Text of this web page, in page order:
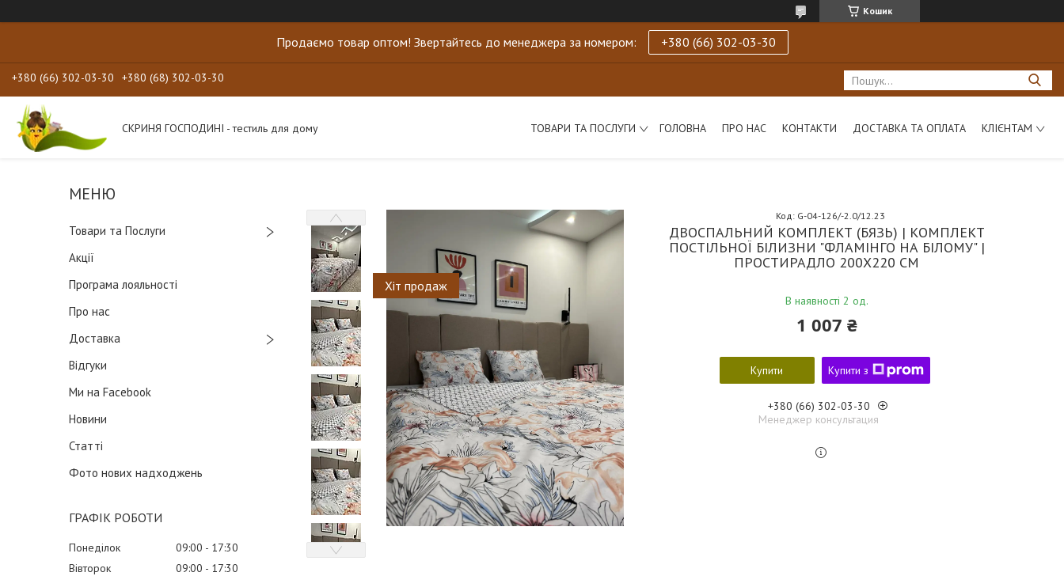
Кошик
Продаємо товар оптом! Звертайтесь до менеджера за номером: +380 (66) 302-03-30
+380 (66) 302-03-30 +380 (68) 302-03-30
СКРИНЯ ГОСПОДИНІ - тестиль для дому ТОВАРИ ТА ПОСЛУГИ ГОЛОВНА ПРО НАС КОНТАКТИ ДОСТАВКА ТА ОПЛАТА КЛІЄНТАМ
Товари та Послуги
Акції
Програма лояльності
Про нас
Доставка
Відгуки
Ми на Facebook
Новини
Статті
Фото нових надходжень
ГРАФІК РОБОТИ
Понеділок 09:00
17:30
Вівторок
09:00
17:30
Хіт продаж
ДВОСПАЛЬНИЙ КОМПЛЕКТ (БЯЗЬ) | КОМПЛЕКТ
ПОСТІЛЬНОЇ БІЛИЗНИ "ФЛАМІНГО НА БІЛОМУ" |
ПРОСТИРАДЛО 200Х220 СМ
В наявності 2 од.
Код: G-04-126/-2.0/12.23
1 007 ₴
Купити Купити з
+380 (66) 302-03-30
Менеджер консультация